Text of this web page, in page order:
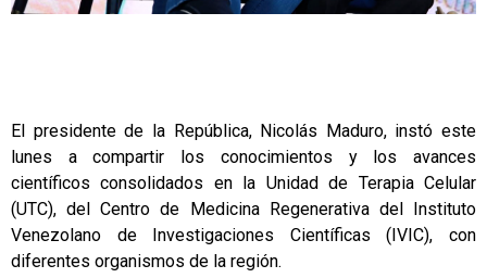
El presidente de la República, Nicolás Maduro, instó este
lunes a compartir los conocimientos y los avances
científicos consolidados en la Unidad de Terapia Celular
(UTC), del Centro de Medicina Regenerativa del Instituto
Venezolano de Investigaciones Científicas (IVIC), con
diferentes organismos de la región.